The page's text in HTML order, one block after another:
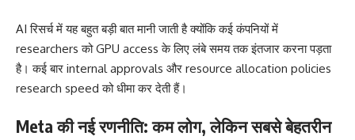
AI रिसर्च में यह बहुत बड़ी बात मानी जाती है क्योंकि कई कंपनियों में
researchers को GPU access के लिए लंबे समय तक इंतजार करना पड़ता
है। कई बार internal approvals और resource allocation policies
research speed को धीमा कर देती हैं।
Meta की नई रणनीति: कम लोग, लेकिन सबसे बेहतरीन